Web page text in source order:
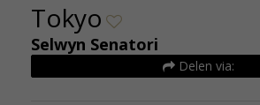
Tokyo
Selwyn Senatori
Delen via: